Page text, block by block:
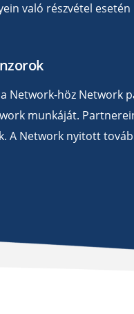
való részvétel
Network-höz Network
munkáját.
A Network nyitott